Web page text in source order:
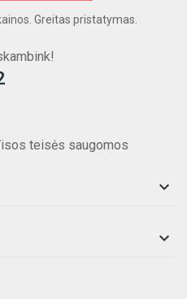
Greitas pristatymas.
teisės saugomos

